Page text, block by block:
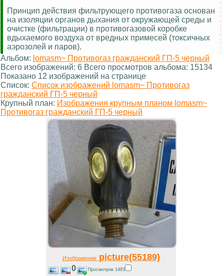
Принцип действия фильтрующего противогаза основан
на изоляции органов дыхания от окружающей среды и
очистке (фильтрации) в противогазовой коробке
вдыхаемого воздуха от вредных примесей (токсичных
аэрозолей и паров).
Альбом: lomasm~ Противогаз гражданский ГП-5 черный
Всего изображений: 6 Всего просмотров альбома: 15134
Показано 12 изображений на странице
Список: Список изображений lomasm~ Противогаз
гражданский ГП-5 черный
Крупный план: Изображения крупным планом lomasm~
Противогаз гражданский ГП-5 черный
Изображениеpicture(55189)
0 Просмотров 1483